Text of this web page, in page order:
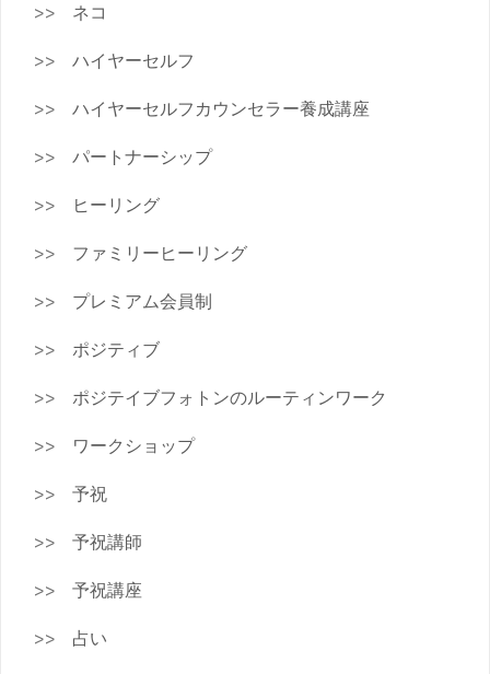
ネコ
ハイヤーセルフ
ハイヤーセルフカウンセラー養成講座
パートナーシップ
ヒーリング
ファミリーヒーリング
プレミアム会員制
ポジティブ
ポジテイブフォトンのルーティンワーク
ワークショップ
予祝
予祝講師
予祝講座
占い